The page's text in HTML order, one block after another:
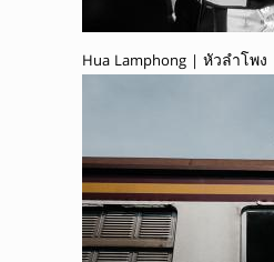
Hua Lamphong | หัวลำโพง